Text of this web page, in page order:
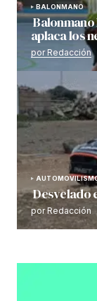
BALONMANO
Balonmano
aplaca los
por Redacción
Desvelado
por Redacción